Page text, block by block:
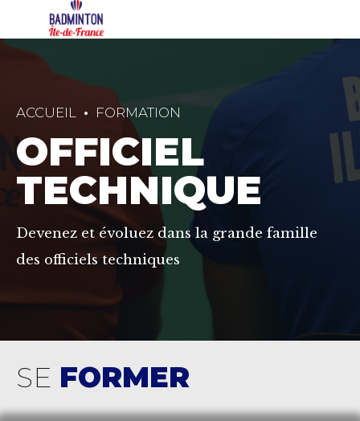
ACCUEIL FORMATION
OFFICIEL
TECHNIQUE
Devenez et évoluez dans la grande famille
des officiels techniques
SE FORMER